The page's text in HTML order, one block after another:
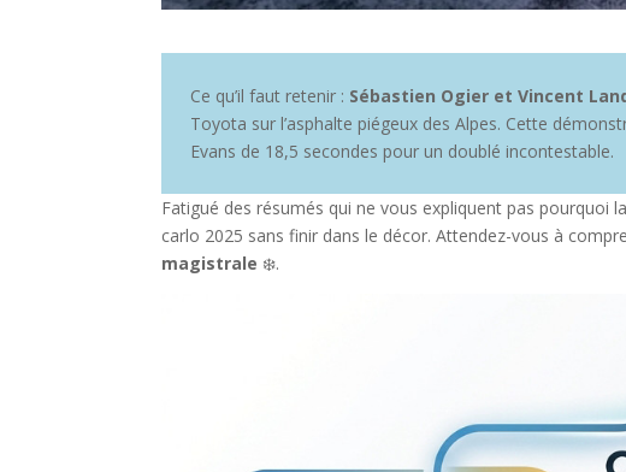
Ce qu’il faut retenir : Sébastien Ogier et Vincent
Toyota sur l’asphalte piégeux des Alpes. Cette
Evans de 18,5 secondes pour un doublé incontestable.
Fatigué des résumés qui ne vous expliquent pas pourquoi
carlo 2025 sans finir dans le décor. Attendez-vous à
magistrale ❄️.